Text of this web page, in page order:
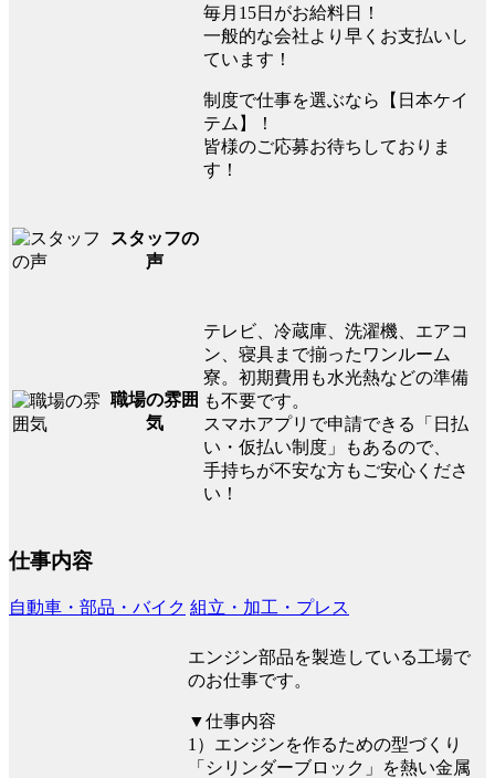
毎月15日がお給料日！
一般的な会社より早くお支払いし
ています！
制度で仕事を選ぶなら【日本ケイ
テム】！
皆様のご応募お待ちしておりま
す！
スタッフの
声
職場の雰囲
気
テレビ、冷蔵庫、洗濯機、エアコ
ン、寝具まで揃ったワンルーム
寮。初期費用も水光熱などの準備
も不要です。
スマホアプリで申請できる「日払
い・仮払い制度」もあるので、
手持ちが不安な方もご安心くださ
い！
仕事内容
自動車・部品・バイク 組立・加工・プレス
エンジン部品を製造している工場で
のお仕事です。
▼仕事内容
1）エンジンを作るための型づくり
「シリンダーブロック」を熱い金属